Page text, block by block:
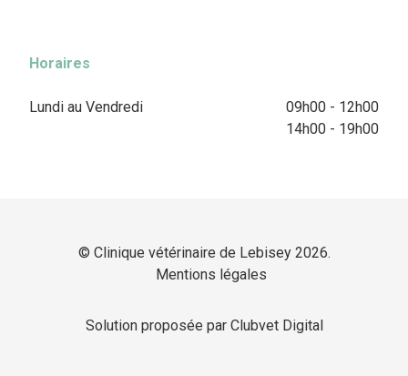
Horaires
Lundi au Vendredi
09h00 - 12h00
14h00 - 19h00
© Clinique vétérinaire de Lebisey 2026.
Mentions légales
Solution proposée par Clubvet Digital